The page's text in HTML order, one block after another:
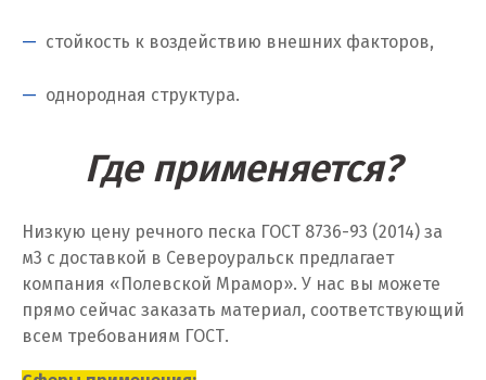
Камышево
Камышлов
Качканар
Кемерово
Киров
стойкость к воздействию внешних факторов,
однородная структура.
Где применяется?
Низкую цену речного песка ГОСТ 8736-93 (2014) за
м3 с доставкой в Североуральск предлагает
компания «Полевской Мрамор». У нас вы можете
прямо сейчас заказать материал, соответствующий
всем требованиям ГОСТ.